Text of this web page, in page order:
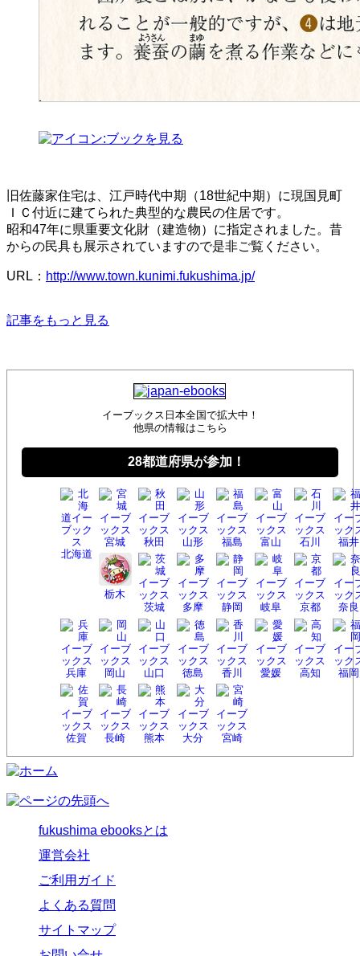
旧佐藤家住宅は、江戸時代中期（18世紀中期）に現国見町
ＩＣ付近に建てられた典型的な農民の住居です。
昭和47年に県重要文化財（建造物）に指定されました。昔
からの民具も展示されていますので是非ご覧ください。
URL： http://www.town.kunimi.fukushima.jp/
記事をもっと見る
イーブックス日本全国で拡大中！
他県の情報はこちら
28都道府県が参加！
北海道
宮城 秋田 山形 福島 富山 石川 福井
栃木
茨城
多摩 静岡 岐阜 京都 奈良
兵庫 岡山 山口 徳島 香川 愛媛 高知 福岡
佐賀 長崎 熊本 大分 宮崎
fukushima ebooksとは
運営会社
ご利用ガイド
よくある質問
サイトマップ